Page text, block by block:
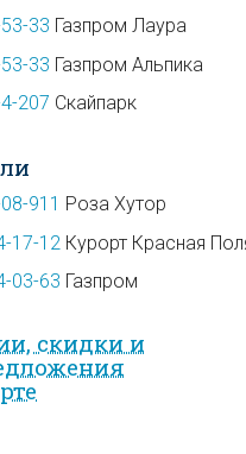
33 Газпром Лаура
33 Газпром Альпика
207 Скайпарк
911 Роза Хутор
17-12 Курорт Красная
03-63 Газпром
скидки и